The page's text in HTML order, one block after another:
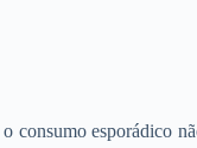
esporádico